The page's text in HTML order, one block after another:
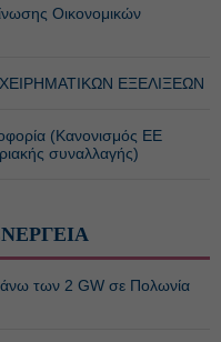
Οικονομικών
ΕΞΕΛΙΞΕΩΝ
(Κανονισμός ΕΕ
συναλλαγής)
των 2 GW σε Πολωνία